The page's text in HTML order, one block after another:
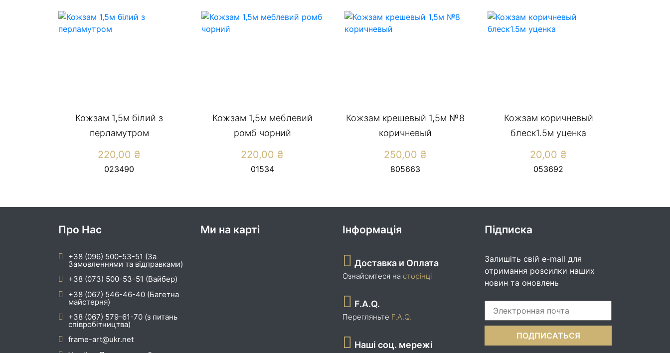
Кожзам 1,5м білий з
перламутром
220,00 ₴
023490
Кожзам 1,5м меблевий
ромб чорний
220,00 ₴
01534
Кожзам крешевый 1,5м №8
коричневый
250,00 ₴
805663
Кожзам коричневый
блеск1.5м уценка
20,00 ₴
053692
Про Нас
+38 (096) 500-53-51 (За
Замовленнями та відправками)
+38 (073) 500-53-51 (Вайбер)
+38 (067) 546-46-40 (Багетна
майстерня)
+38 (067) 579-61-70 (з питань
співробітництва)
frame-art@ukr.net
Ми на карті Інформація
Доставка и Оплата
Ознайомтеся на сторінці
F.A.Q.
Перегляньте F.A.Q.
Наші соц. мережі
Підписка
Залишіть свій e-mail для
отримання розсилки наших
новин та оновлень